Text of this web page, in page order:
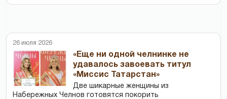
26 июля 2026
«Еще ни одной челнинке не
удавалось завоевать титул
«Миссис Татарстан»
Две шикарные женщины из
Набережных Челнов готовятся покорить